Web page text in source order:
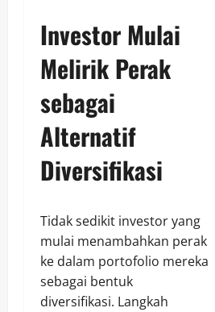
Investor Mulai
Melirik Perak
sebagai
Alternatif
Diversifikasi
Tidak sedikit investor yang
mulai menambahkan perak
ke dalam portofolio mereka
sebagai bentuk
diversifikasi. Langkah